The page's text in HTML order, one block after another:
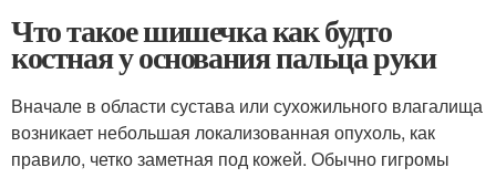
Что такое шишечка как будто
костная у основания пальца руки
Вначале в области сустава или сухожильного влагалища
возникает небольшая локализованная опухоль, как
правило, четко заметная под кожей. Обычно гигромы